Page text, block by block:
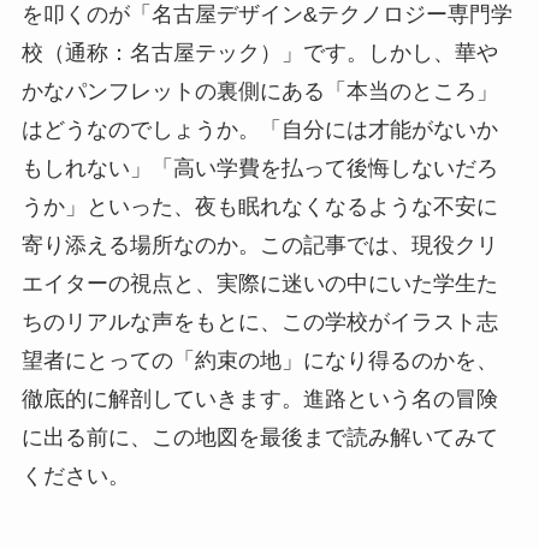
を叩くのが「名古屋デザイン&テクノロジー専門学
校（通称：名古屋テック）」です。しかし、華や
かなパンフレットの裏側にある「本当のところ」
はどうなのでしょうか。「自分には才能がないか
もしれない」「高い学費を払って後悔しないだろ
うか」といった、夜も眠れなくなるような不安に
寄り添える場所なのか。この記事では、現役クリ
エイターの視点と、実際に迷いの中にいた学生た
ちのリアルな声をもとに、この学校がイラスト志
望者にとっての「約束の地」になり得るのかを、
徹底的に解剖していきます。進路という名の冒険
に出る前に、この地図を最後まで読み解いてみて
ください。